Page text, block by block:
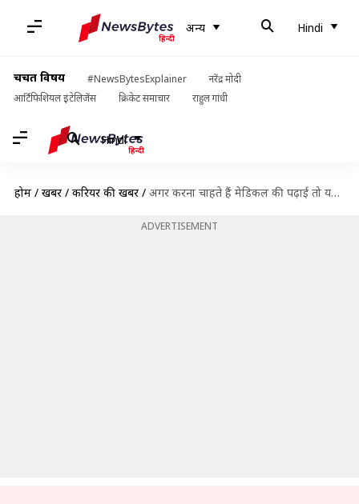
अन्य Hindi
चर्चित विषय #NewsBytesExplainer
नरेंद्र मोदी
आर्टिफिशियल इंटेलिजेंस
क्रिकेट समाचार राहुल गांधी
Hindi
होम / खबरें / करियर की खबरें / अगर करना चाहते हैं मेडिकल की पढ़ाई तो यहां जानें पांच टॉप मेडिकल कॉलेज
ADVERTISEMENT